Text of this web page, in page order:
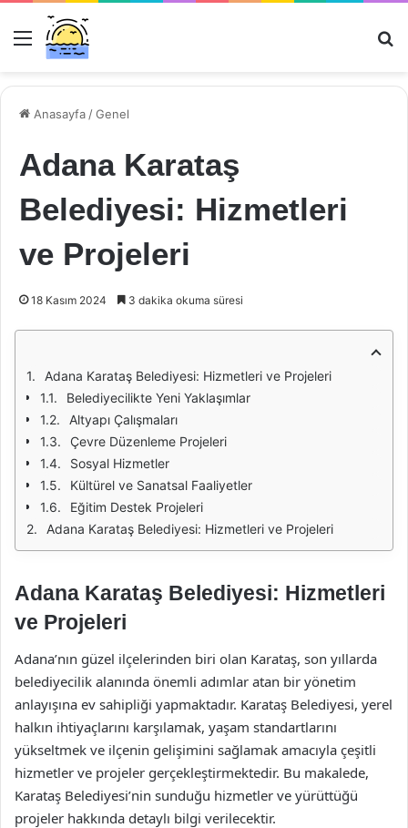
Menü
Anasayfa /Genel
Adana Karataş
Belediyesi: Hizmetleri
ve Projeleri
18 Kasım 2024 3 dakika okuma süresi
Adana Karataş Belediyesi: Hizmetleri ve Projeleri
Belediyecilikte Yeni Yaklaşımlar
Altyapı Çalışmaları
Çevre Düzenleme Projeleri
Sosyal Hizmetler
Kültürel ve Sanatsal Faaliyetler
Eğitim Destek Projeleri
Adana Karataş Belediyesi: Hizmetleri ve Projeleri
Adana Karataş Belediyesi: Hizmetleri
ve Projeleri
Adana’nın güzel ilçelerinden biri olan Karataş, son yıllarda
belediyecilik alanında önemli adımlar atan bir yönetim
anlayışına ev sahipliği yapmaktadır. Karataş Belediyesi, yerel
halkın ihtiyaçlarını karşılamak, yaşam standartlarını
yükseltmek ve ilçenin gelişimini sağlamak amacıyla çeşitli
hizmetler ve projeler gerçekleştirmektedir. Bu makalede,
Karataş Belediyesi’nin sunduğu hizmetler ve yürüttüğü
projeler hakkında detaylı bilgi verilecektir.